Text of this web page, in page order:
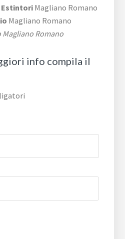
Magliano Romano
Magliano Romano
Romano
info compila il